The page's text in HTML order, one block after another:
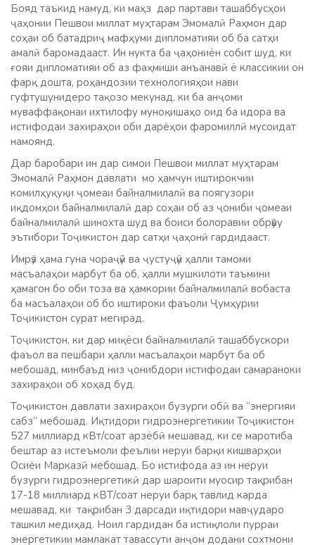
Бояд таъкид намуд, ки маҳз дар партави ташаббусҳои
ҷаҳонии Пешвои миллат муҳтарам Эмомалӣ Раҳмон дар
соҳаи об батадриҷ мафҳуми дипломатияи об ба сатҳи
амалӣ баромадааст. Ин нукта ба ҷаҳониён собит шуд, ки
ғояи дипломатияи об аз фаҳмиши анъанавӣ ё классикии он
фарқ дошта, роҳандозии технологияҳои нави
гуфтушунидеро тақозо мекунад, ки ба анҷоми
муваффақонаи ихтилофу муноқишаҳо оид ба идора ва
истифодаи захираҳои оби дарёҳои фаромиллӣ мусоидат
намоянд.
Дар баробари ин дар симои Пешвои миллат муҳтарам
Эмомалӣ Раҳмон давлати мо ҳамчун иштирокчии
комилҳуқуқи ҷомеаи байналмилалӣ ва поягузори
иқдомҳои байналмилалӣ дар соҳаи об аз ҷониби ҷомеаи
байналмилалӣ шинохта шуд ва боиси болоравии обрӯву
эътибори Тоҷикистон дар сатҳи ҷаҳонӣ гардидааст.
Имрӯз ҳама гуна чораҷӯӣ ва ҷустуҷӯи ҳалли тамоми
масъалаҳои марбут ба об, ҳалли мушкилоти таъмини
ҳамагон бо оби тоза ва ҳамкории байналмилалӣ вобаста
ба масъалаҳои об бо иштироки фаъоли Ҷумҳурии
Тоҷикистон сурат мегирад.
Тоҷикистон, ки дар миқёси байналмилалӣ ташаббускори
фаъол ва пешбари ҳалли масъалаҳои марбут ба об
мебошад, минбаъд низ ҷонибдори истифодаи самараноки
захираҳои об хоҳад буд.
Тоҷикистон давлати захираҳои бузурги обӣ ва “энергияи
сабз” мебошад. Иқтидори гидроэнергетикии Тоҷикистон
527 миллиард кВт/соат арзёбӣ мешавад, ки се маротиба
бештар аз истеъмоли феълии неруи барқи кишварҳои
Осиёи Марказӣ мебошад. Бо истифода аз ин неруи
бузурги гидроэнергетикӣ дар шароити муосир тақрибан
17-18 миллиард кВТ/соат неруи барқ тавлид карда
мешавад, ки тақрибан 3 дарсади иқтидори мавҷударо
ташкил медиҳад. Ноил гардидан ба истиқлоли пурраи
энергетикии мамлакат тавассути анҷом додани сохтмони